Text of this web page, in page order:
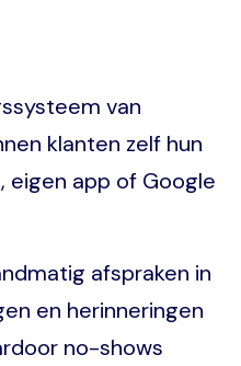
van
klanten zelf hun
eigen app of Google
afspraken in
en herinneringen
no-shows